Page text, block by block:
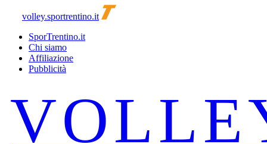
volley.sportrentino.it
SporTrentino.it
Chi siamo
Affiliazione
Pubblicità